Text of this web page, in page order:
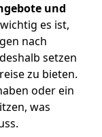
und
es ist,
nach
setzen
zu bieten.
oder ein
was